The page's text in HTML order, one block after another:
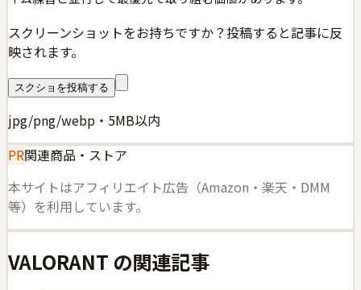
スクリーンショットをお持ちですか？投稿すると記事に反
映されます。
スクショを投稿する
jpg/png/webp・5MB以内
PR関連商品・ストア
本サイトはアフィリエイト広告（Amazon・楽天・DMM
等）を利用しています。
VALORANT の関連記事